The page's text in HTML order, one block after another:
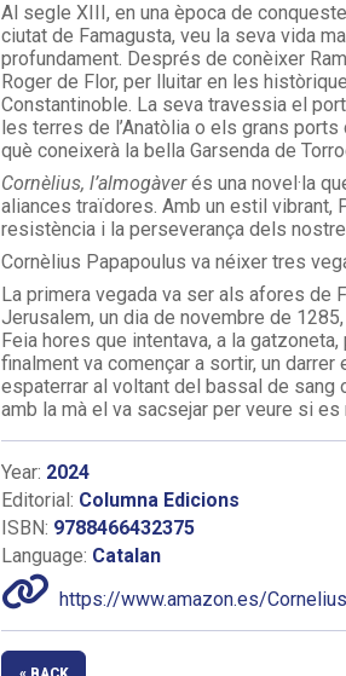
Al segle XIII, en una època de
ciutat de Famagusta, veu la seva vida
profundament. Després de conèixer
Roger de Flor, per lluitar en les
Constantinoble. La seva travessia el
les terres de l’Anatòlia o els grans
què coneixerà la bella Garsenda de
Cornèlius, l’almogàverés una novel·la
aliances traïdores. Amb un estil vibrant,
resistència i la perseverança dels
Cornèlius Papapoulus va néixer tres
La primera vegada va ser als afores de
Jerusalem, un dia de novembre de
Feia hores que intentava, a la
finalment va començar a sortir, un
espaterrar al voltant del bassal de sang
amb la mà el va sacsejar per veure si es
Year: 2024
Editorial: Columna Edicions
ISBN: 9788466432375
Language: Catalan
https://www.amazon.es/